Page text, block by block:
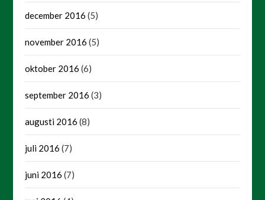
december 2016 (5)
november 2016 (5)
oktober 2016 (6)
september 2016 (3)
augusti 2016 (8)
juli 2016 (7)
juni 2016 (7)